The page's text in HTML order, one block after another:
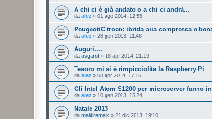
A chi ci è già andato o a chi ci andrà...
da alez » 01 ago 2014, 12:53
Peugeot/Citroen: ibrida aria compressa e
da alez » 28 gen 2013, 11:48
Auguri....
da asgarot » 18 apr 2014, 21:19
Tesoro mi si è rimpicciolita la Raspberry Pi
da alez » 08 apr 2014, 17:16
Gli Intel Atom S1200 per microserver fanno
da alez » 10 gen 2013, 15:24
Natale 2013
da maidiremaik » 21 dic 2013, 19:10